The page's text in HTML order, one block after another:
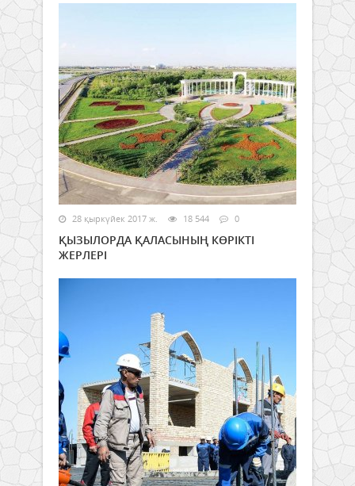
28 қыркүйек 2017 ж. 18 544 0
ҚЫЗЫЛОРДА ҚАЛАСЫНЫҢ КӨРІКТІ
ЖЕРЛЕРІ